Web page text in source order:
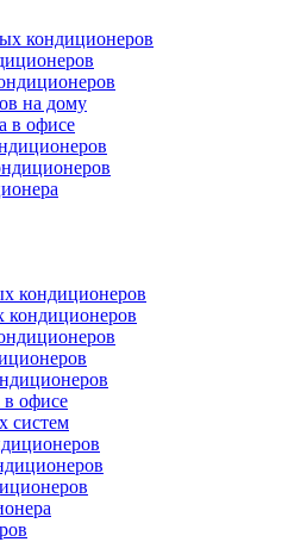
кондиционеров
на дому
в офисе
кондиционеров
офисе
систем